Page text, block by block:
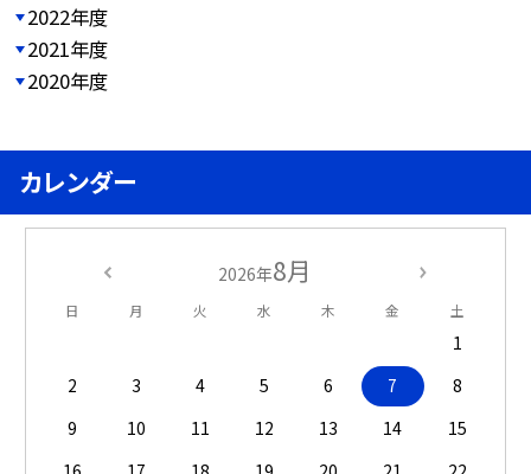
2022年度
2021年度
2020年度
カレンダー
2026年8月
日 月 火 水 木 金 土
1
2
3 4 5 6 7
8
9
10 11 12 13 14
15